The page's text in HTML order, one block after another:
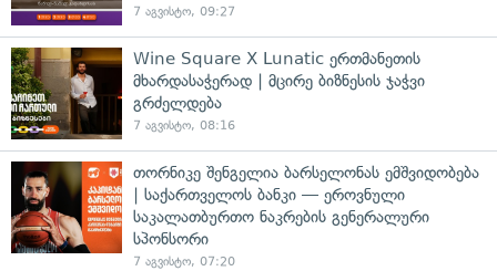
7 აგვისტო, 09:27
Wine Square X Lunatic ერთმანეთის
მხარდასაჭერად | მცირე ბიზნესის ჯაჭვი
გრძელდება
7 აგვისტო, 08:16
თორნიკე შენგელია ბარსელონას ემშვიდობება
| საქართველოს ბანკი — ეროვნული
საკალათბურთო ნაკრების გენერალური
სპონსორი
7 აგვისტო, 07:20